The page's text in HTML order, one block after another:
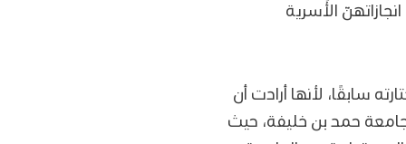
الأُسرية
سابقًا، لأنها أرادت أن
حمد بن خليفة، حيث